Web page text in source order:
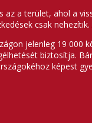
az a terület, ahol a
csak
jelenleg 19 000
biztosítja.
képest